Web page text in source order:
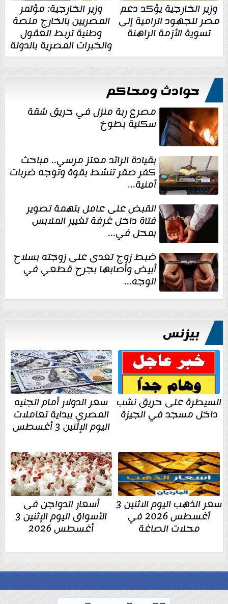
وزير الخارجية يؤكد دعم
مصر للجهود الرامية إلى
تسوية الأزمة الراهنة
وزير الخارجية: مؤتمر
المصريين بالخارج منصة
وطنية تربط العقول
والخبرات المصرية بالدولة
حوادث ومحاكم
مصرع ربة منزل في حريق شقة
سكنية بطوخ
بقيادة الرائد معتز مرسي.. مباحث
كفر صقر تنشط بقوة وتوجه ضربات
أمنية...
القبض على عامل بتهمة تصوير
فتاة داخل غرفة تغيير الملابس
بمحل في...
ضبط زوج تعدى على زوجته بسلاح
أبيض وأصابها بجرح قطعي في
الوجه...
بيزنس
السيطرة على حريق نشب
داخل مسجد في الجيزة
سعر الدولار أمام الجنيه
المصري ببداية تعاملات
اليوم الإثنين 3 أغسطس
سعر الذهب اليوم الاثنين 3
أغسطس 2026 في
محلات الصاغة
أسعار الدواجن فى
الأسواق اليوم الإثنين 3
أغسطس 2026